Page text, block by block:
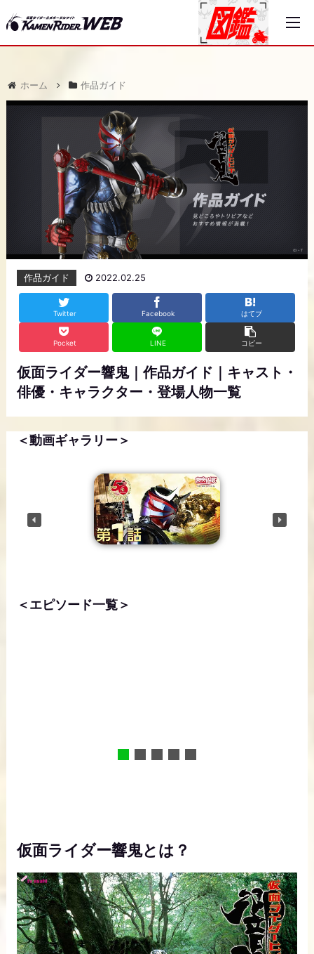
ホーム 作品ガイド
作品ガイド 2022.02.25
Twitter Facebook はてブ
Pocket LINE コピー
仮面ライダー響鬼｜作品ガイド｜キャスト・
俳優・キャラクター・登場人物一覧
＜動画ギャラリー＞
＜エピソード一覧＞
仮面ライダー響鬼とは？